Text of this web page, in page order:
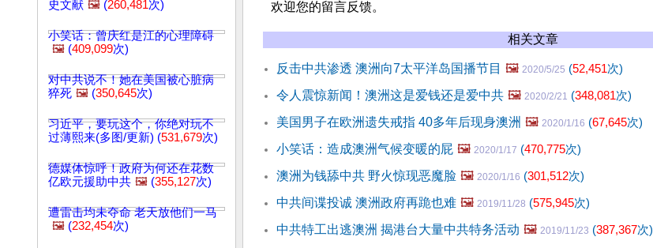
史文献 🖼️ (260,481次)
小笑话：曾庆红是江的心理障碍
🖼️ (409,099次)
对中共说不！她在美国被心脏病
猝死 🖼️ (350,645次)
习近平，要玩这个，你绝对玩不
过薄熙来(多图/更新) (531,679次)
德媒体惊呼！政府为何还在花数
亿欧元援助中共 🖼️ (355,127次)
遭雷击均未夺命 老天放他们一马
🖼️ (232,454次)
欢迎您的留言反馈。
相关文章
反击中共渗透 澳洲向7太平洋岛国播节目 🖼️ 2020/5/25 (52,451次)
令人震惊新闻！澳洲这是爱钱还是爱中共 🖼️ 2020/2/21 (348,081次)
美国男子在欧洲遗失戒指 40多年后现身澳洲 🖼️ 2020/1/16 (67,645次)
小笑话：造成澳洲气候变暖的屁 🖼️ 2020/1/17 (470,775次)
澳洲为钱舔中共 野火惊现恶魔脸 🖼️ 2020/1/16 (301,512次)
中共间谍投诚 澳洲政府再跪也难 🖼️ 2019/11/28 (575,945次)
中共特工出逃澳洲 揭港台大量中共特务活动 🖼️ 2019/11/23 (387,367次)